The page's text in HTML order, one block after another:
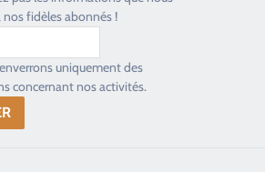
nos fidèles abonnés !
uniquement des
concernant nos activités.